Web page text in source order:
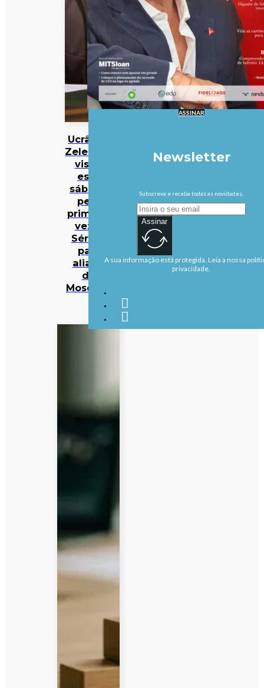
Ucrânia:
Zelensky
visita
este
sábado
pela
primeira
vez a
Sérvia,
país
aliado
de
Moscovo
ASSINAR
Newsletter
Subscreva e receba todas as novidades.
Assinar
A sua informação está protegida. Leia a nossa
privacidade.